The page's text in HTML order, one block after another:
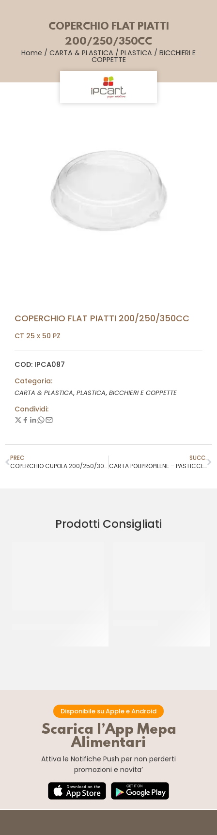
COPERCHIO FLAT PIATTI
200/250/350CC
Home / CARTA & PLASTICA / PLASTICA / BICCHIERI E
COPPETTE
COPERCHIO FLAT PIATTI 200/250/350CC
CT 25 x 50 PZ
COD: IPCA087
Categoria:
CARTA & PLASTICA, PLASTICA, BICCHIERI E COPPETTE
Condividi:
PREC
COPERCHIO CUPOLA 200/250/300CC
SUCC.
CARTA POLIPROPILENE – PASTICCERIA FINISSIMA
Prodotti Consigliati
Disponibile su Apple e Android
Scarica l’App Mepa
Alimentari
Attiva le Notifiche Push per non perderti
promozioni e novita’